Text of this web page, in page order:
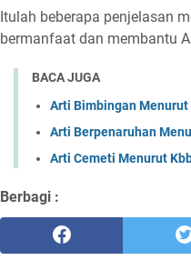
Itulah beberapa penjelasan
bermanfaat dan membantu
BACA JUGA
Arti Bimbingan Menurut
Arti Berpenaruhan
Arti Cemeti Menurut
Berbagi :